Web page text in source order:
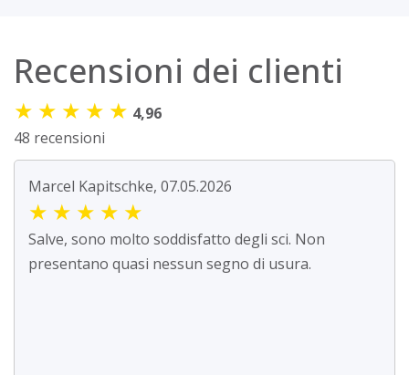
Recensioni dei clienti
★ ★ ★ ★ ★ 4,96
48 recensioni
Marcel Kapitschke, 07.05.2026
★ ★ ★ ★ ★
Salve, sono molto soddisfatto degli sci. Non
presentano quasi nessun segno di usura.